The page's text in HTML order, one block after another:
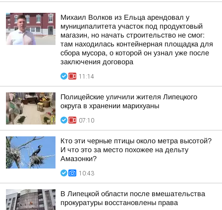
Михаил Волков из Ельца арендовал у
муниципалитета участок под продуктовый
магазин, но начать строительство не смог:
там находилась контейнерная площадка для
сбора мусора, о которой он узнал уже после
заключения договора
11:14
Полицейские уличили жителя Липецкого
округа в хранении марихуаны
07:10
Кто эти черные птицы около метра высотой?
И что это за место похожее на дельту
Амазонки?
10:43
В Липецкой области после вмешательства
прокуратуры восстановлены права